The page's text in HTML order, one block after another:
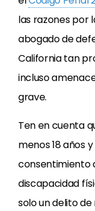
las razones por
abogado de
California tan
incluso
grave.
Ten en cuenta
menos 18 años
consentimiento
discapacidad
solo un delito